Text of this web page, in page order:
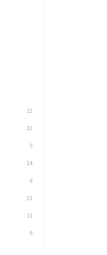
12
32
5
14
6
11
11
6